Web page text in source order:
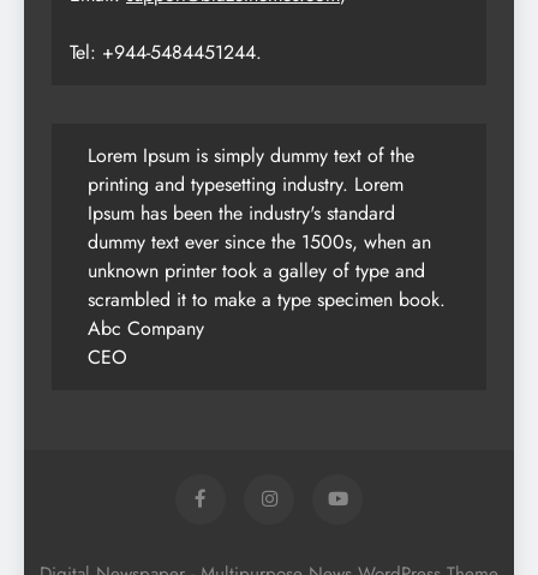
Tel: +944-5484451244.
Lorem Ipsum is simply dummy text of the
printing and typesetting industry. Lorem
Ipsum has been the industry's standard
dummy text ever since the 1500s, when an
unknown printer took a galley of type and
scrambled it to make a type specimen book.
Abc Company
CEO